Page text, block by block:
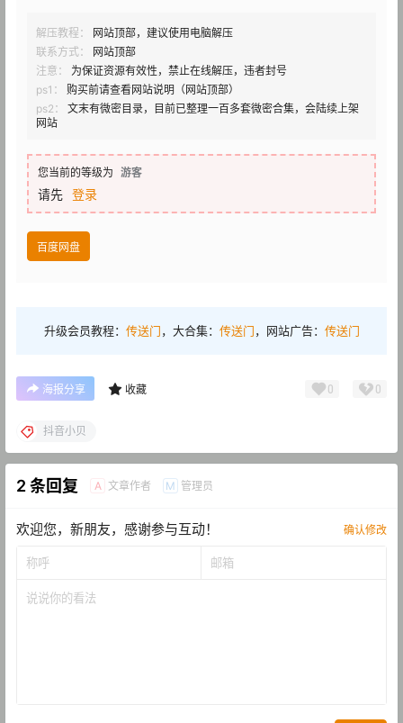
解压教程：
网站顶部，建议使用电脑解压
联系方式：
网站顶部
注意：
为保证资源有效性，禁止在线解压，违者封号
ps1：
购买前请查看网站说明（网站顶部）
ps2：
文末有微密目录，目前已整理一百多套微密合集，会陆续上架
网站
您当前的等级为 游客
请先 登录
百度网盘
升级会员教程： 传送门，大合集： 传送门，网站广告： 传送门
海报分享 收藏 0 0
抖音小贝
2 条回复 A 文章作者 M 管理员
欢迎您，新朋友，感谢参与互动！ 确认修改